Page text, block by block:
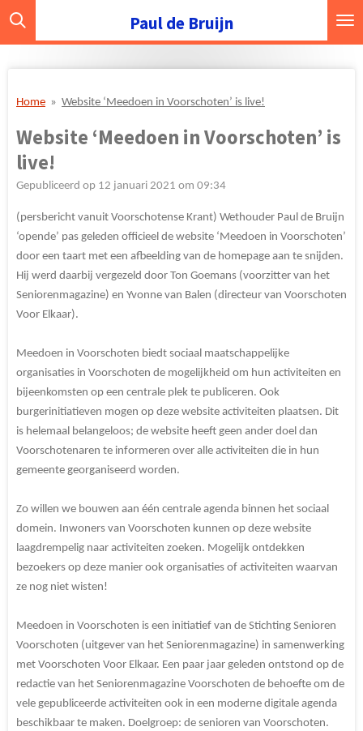
Ga
hoofdinhoud
Paul de Bruijn
Home » Website ‘Meedoen in Voorschoten’ is live!
Website ‘Meedoen in Voorschoten’ is
live!
Gepubliceerd op 12 januari 2021 om 09:34
(persbericht vanuit Voorschotense Krant) Wethouder Paul de Bruijn
‘opende’ pas geleden officieel de website ‘Meedoen in Voorschoten’
door een taart met een afbeelding van de homepage aan te snijden.
Hij werd daarbij vergezeld door Ton Goemans (voorzitter van het
Seniorenmagazine) en Yvonne van Balen (directeur van Voorschoten
Voor Elkaar).
Meedoen in Voorschoten biedt sociaal maatschappelijke
organisaties in Voorschoten de mogelijkheid om hun activiteiten en
bijeenkomsten op een centrale plek te publiceren. Ook
burgerinitiatieven mogen op deze website activiteiten plaatsen. Dit
is helemaal belangeloos; de website heeft geen ander doel dan
Voorschotenaren te informeren over alle activiteiten die in hun
gemeente georganiseerd worden.
Zo willen we bouwen aan één centrale agenda binnen het sociaal
domein. Inwoners van Voorschoten kunnen op deze website
laagdrempelig naar activiteiten zoeken. Mogelijk ontdekken
bezoekers op deze manier ook organisaties of activiteiten waarvan
ze nog niet wisten!
Meedoen in Voorschoten is een initiatief van de Stichting Senioren
Voorschoten (uitgever van het Seniorenmagazine) in samenwerking
met Voorschoten Voor Elkaar. Een paar jaar geleden ontstond op de
redactie van het Seniorenmagazine Voorschoten de behoefte om de
vele gepubliceerde activiteiten ook in een moderne digitale agenda
beschikbaar te maken. Doelgroep: de senioren van Voorschoten.